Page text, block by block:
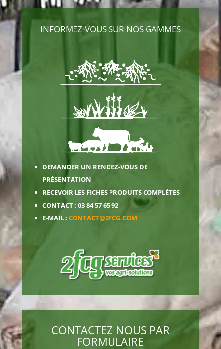
INFORMEZ-VOUS SUR NOS GAMMES
DEMANDER UN RENDEZ-VOUS DE
PRÉSENTATION
RECEVOIR LES FICHES PRODUITS COMPLÈTES
CONTACT : 03 84 57 65 92
E-MAIL :CONTACT@2FCG.COM
CONTACTEZ NOUS PAR
FORMULAIRE